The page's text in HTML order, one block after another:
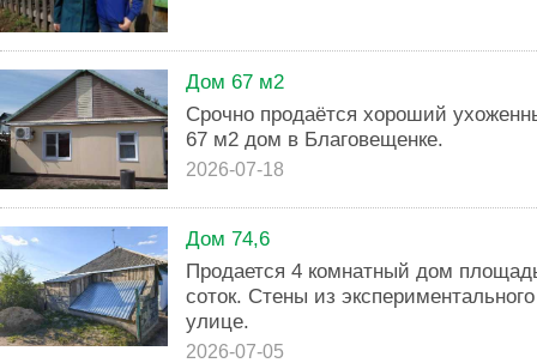
Дом 67 м2
Срочно продаётся хороший
67 м2 дом в Благовещенке.
2026-07-18
Дом 74,6
Продается 4 комнатный дом
соток. Стены из
улице.
2026-07-05